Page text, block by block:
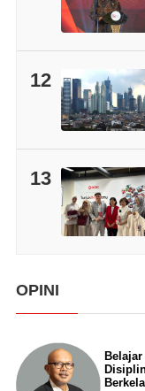
12
13
OPINI